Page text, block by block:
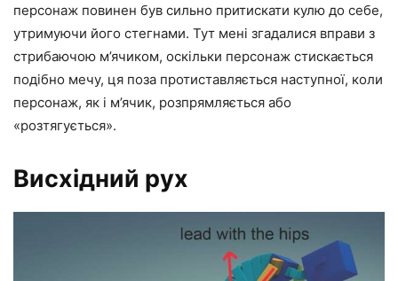
персонаж повинен був сильно притискати кулю до себе,
утримуючи його стегнами. Тут мені згадалися вправи з
стрибаючою м’ячиком, оскільки персонаж стискається
подібно мечу, ця поза протиставляється наступної, коли
персонаж, як і м’ячик, розпрямляється або
«розтягується».
Висхідний рух